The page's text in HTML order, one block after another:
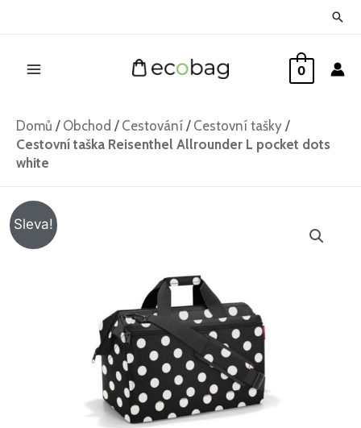
0
Domů / Obchod / Cestování / Cestovní tašky /
Cestovní taška Reisenthel Allrounder L pocket dots
white
Sleva!
byla:
1
345 Kč.
je:
1
245 Kč.
Cestovní